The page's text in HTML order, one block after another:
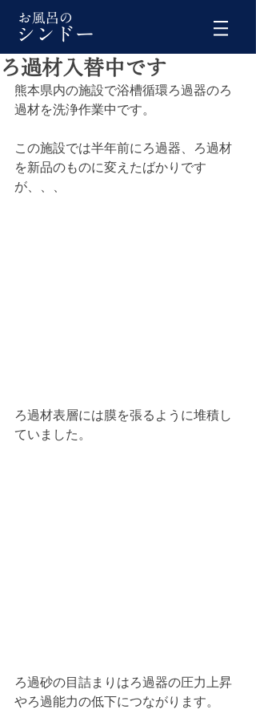
ろ過材入替中です
熊本県内の施設で浴槽循環ろ過器のろ
過材を洗浄作業中です。
この施設では半年前にろ過器、ろ過材
を新品のものに変えたばかりです
が、、、
ろ過材表層には膜を張るように堆積し
ていました。
ろ過砂の目詰まりはろ過器の圧力上昇
やろ過能力の低下につながります。